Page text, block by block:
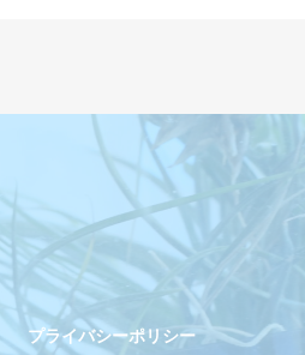
プライバシーポリシー